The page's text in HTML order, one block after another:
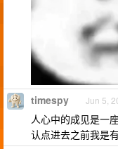
timespy Jun 5,
人心中的成见是一
认点进去之前我是